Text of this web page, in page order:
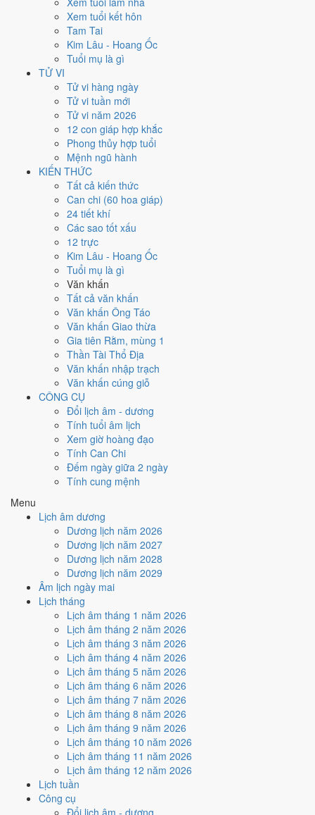
Xem tuổi kết hôn
Tam Tai
Kim Lâu - Hoang Ốc
Tuổi mụ là gì
TỬ VI
Tử vi hàng ngày
Tử vi tuần mới
Tử vi năm 2026
12 con giáp hợp khắc
Phong thủy hợp tuổi
Mệnh ngũ hành
KIẾN THỨC
Tất cả kiến thức
Can chi (60 hoa giáp)
24 tiết khí
Các sao tốt xấu
12 trực
Kim Lâu - Hoang Ốc
Tuổi mụ là gì
Văn khấn
Tất cả văn khấn
Văn khấn Ông Táo
Văn khấn Giao thừa
Gia tiên Rằm, mùng 1
Thần Tài Thổ Địa
Văn khấn nhập trạch
Văn khấn cúng giỗ
CÔNG CỤ
Đổi lịch âm - dương
Tính tuổi âm lịch
Xem giờ hoàng đạo
Tính Can Chi
Đếm ngày giữa 2 ngày
Tính cung mệnh
Menu
Lịch âm dương
Dương lịch năm 2026
Dương lịch năm 2027
Dương lịch năm 2028
Dương lịch năm 2029
Âm lịch ngày mai
Lịch tháng
Lịch âm tháng 1 năm 2026
Lịch âm tháng 2 năm 2026
Lịch âm tháng 3 năm 2026
Lịch âm tháng 4 năm 2026
Lịch âm tháng 5 năm 2026
Lịch âm tháng 6 năm 2026
Lịch âm tháng 7 năm 2026
Lịch âm tháng 8 năm 2026
Lịch âm tháng 9 năm 2026
Lịch âm tháng 10 năm 2026
Lịch âm tháng 11 năm 2026
Lịch âm tháng 12 năm 2026
Lịch tuần
Công cụ
Đổi lịch âm - dương
Đinh Mùi
Ngày Tân Dậu có TrựcTrừ(ngày trừ bỏ điều cũ, đón điều mới) nhưng
Huyền Vũ hắc đạo. Điểm trung bình 7 việc chính chỉ
Ngày Hung, cần thận trọng với các quyết định lớn khó đảo
Sửu, Tỵ, Thìnhợp ngày; tuổi
Ngày 10/8/2027 tốt hay xấu cho
việc gì?
Ngày 10/8/2027 đạt3.9/10
Giải trừ - tẩy uế (8/10) , thấp nhất là
. Trực Trừ (ngày trừ bỏ điều cũ, đón điều mới) nhưng gặp Sao
Huyền Vũ hắc đạo nên điểm từng việc chênh nhau như bảng dưới.
Cưới hỏi - đính hôn
Trung bình
Cưới hỏi - đính hôn hôm nay ở
Chủy và Ngày Hắc Đạogây bất lợi.
Cách tính ngày tốt
Khai trương - mở cửa hàng
3 /10Xấu
Khai trương - mở cửa hàng hôm nay ở
Trừ và Ngày Hắc Đạogây bất lợi.
Cách tính ngày tốt
Ký hợp đồng - giao ước
Trung bình
Ký hợp đồng - giao ước hôm nay ở
Ngày Hắc Đạo
Cách tính ngày tốt
Động thổ - khởi công
Trung bình
Động thổ - khởi công hôm nay ở
Ngày Hắc Đạogây bất lợi.
Cách tính ngày tốt
Nhập trạch - vào nhà mới
Trung bình
Nhập trạch - vào nhà mới hôm nay ở
Ngày Hắc Đạogây bất lợi.
Cách tính ngày tốt
Mua xe - tậu xe
Trung bình
Mua xe - tậu xe hôm nay ởmức trung bình (4/10)
Hắc Đạogây bất lợi.
Cách tính ngày tốt
Xuất hành - đi xa
4
/10Trung bình
Xuất hành - đi xa hôm nay ở
Chủy và Ngày Hắc Đạogây bất lợi.